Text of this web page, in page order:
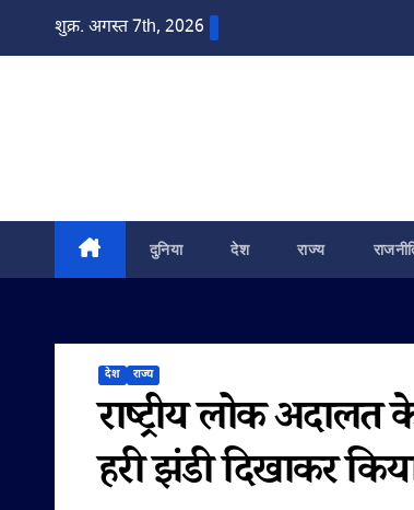
शुक्र. अगस्त 7th, 2026
दुनिया देश राज्य
देश राज्य
राष्ट्रीय लोक अदालत
हरी झंडी दिखाकर